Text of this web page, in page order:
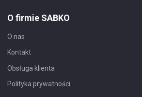
O firmie SABKO
O nas
Kontakt
Obsługa klienta
Polityka prywatności